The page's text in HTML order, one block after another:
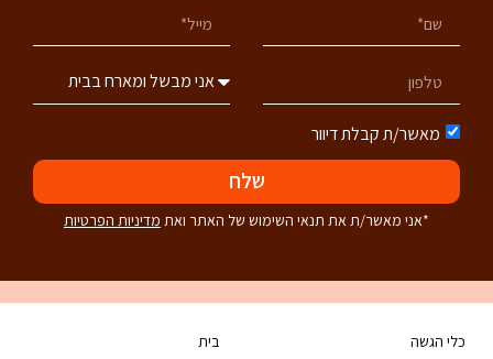
מאשר/ת קבלת דיוור
שלח
*אני מאשר/ת את תנאי השימוש של האתר ואת מדיניות הפרטיות
כלי הגשה בית